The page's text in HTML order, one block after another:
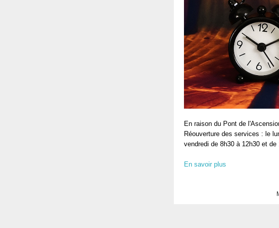
En raison du Pont de
Réouverture des services : le
vendredi de 8h30 à 12h30 et
En savoir plus